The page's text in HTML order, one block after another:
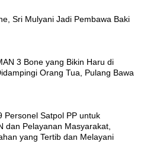
Sri Mulyani Jadi Pembawa Baki
3 Bone yang Bikin Haru di
Orang Tua, Pulang Bawa
Personel Satpol PP untuk
dan Pelayanan Masyarakat,
yang Tertib dan Melayani